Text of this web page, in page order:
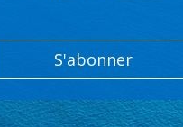
S'abonner